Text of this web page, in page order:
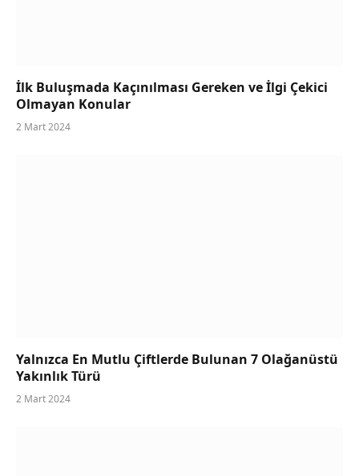
İlk Buluşmada Kaçınılması Gereken ve İlgi Çekici
Olmayan Konular
2 Mart 2024
Yalnızca En Mutlu Çiftlerde Bulunan 7 Olağanüstü
Yakınlık Türü
2 Mart 2024